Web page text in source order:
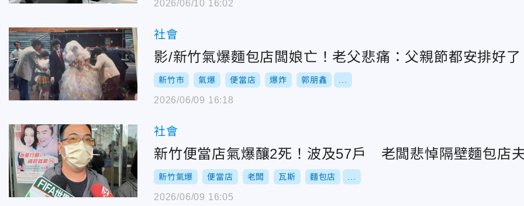
2026/06/10 16:02
社會
影/新竹氣爆麵包店闆娘亡！老父悲痛：父親節都安排好了
新竹市 氣爆 便當店 爆炸 郭朋鑫
2026/06/09 16:18
社會
新竹便當店氣爆釀2死！波及57戶 老闆悲悼隔壁麵包店
新竹氣爆 便當店 老闆 瓦斯 麵包店
2026/06/09 16:05